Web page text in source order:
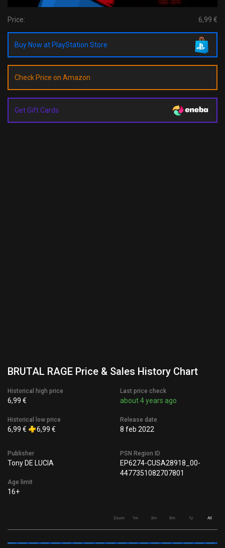
Price: 6,99 €
Buy Now at PlayStation Store
Check Price on Amazon
Get Gift Cards
BRUTAL RAGE Price & Sales History Chart
Historical high price
6,99 €
Historical low price
6,99 € 6,99 €
Last price check
about 4 years ago
Release date
8 feb 2022
Publisher
Tony DE LUCIA
Age limit
16+
PSN Region ID
EP6274-CUSA28918_00-
4477351082707801
Zoom 1m 3m 6m 1y All